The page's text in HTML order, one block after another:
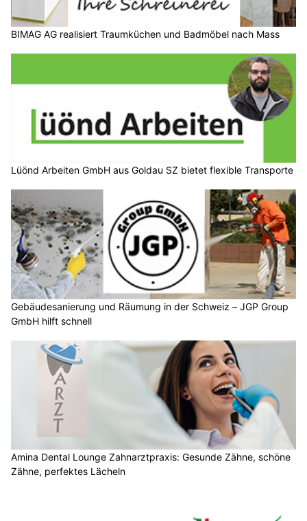
BIMAG AG realisiert Traumküchen und Badmöbel nach Mass
Lüönd Arbeiten GmbH aus Goldau SZ bietet flexible Transporte
Gebäudesanierung und Räumung in der Schweiz – JGP Group
GmbH hilft schnell
Amina Dental Lounge Zahnarztpraxis: Gesunde Zähne, schöne
Zähne, perfektes Lächeln